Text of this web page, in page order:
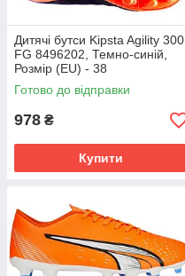
Дитячі бутси Kipsta Agility 300
FG 8496202, Темно-синій,
Розмір (EU) - 38
Готово до відправки
978 ₴
Купити